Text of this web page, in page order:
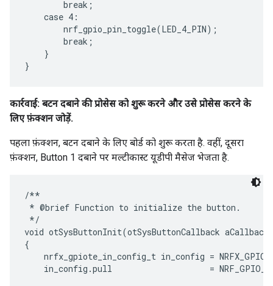
        break;
    case 4:
        nrf_gpio_pin_toggle(LED_4_PIN);
        break;
    }
कार्रवाई: बटन दबाने की प्रोसेस को शुरू करने और उसे प्रोसेस करने के
लिए फ़ंक्शन जोड़ें.
पहला फ़ंक्शन, बटन दबाने के लिए बोर्ड को शुरू करता है. वहीं, दूसरा
फ़ंक्शन, Button 1 दबाने पर मल्टीकास्ट यूडीपी मैसेज भेजता है.
/**
* @brief Function to initialize the button.
*/
void otSysButtonInit(otSysButtonCallback
{
nrfx_gpiote_in_config_t in_config =
in_config.pull                    =